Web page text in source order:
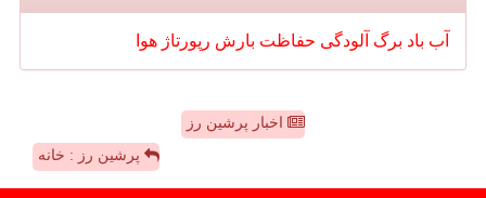
آب باد برگ آلودگی حفاظت بارش رپورتاژ هوا
اخبار پرشین رز
پرشین رز : خانه